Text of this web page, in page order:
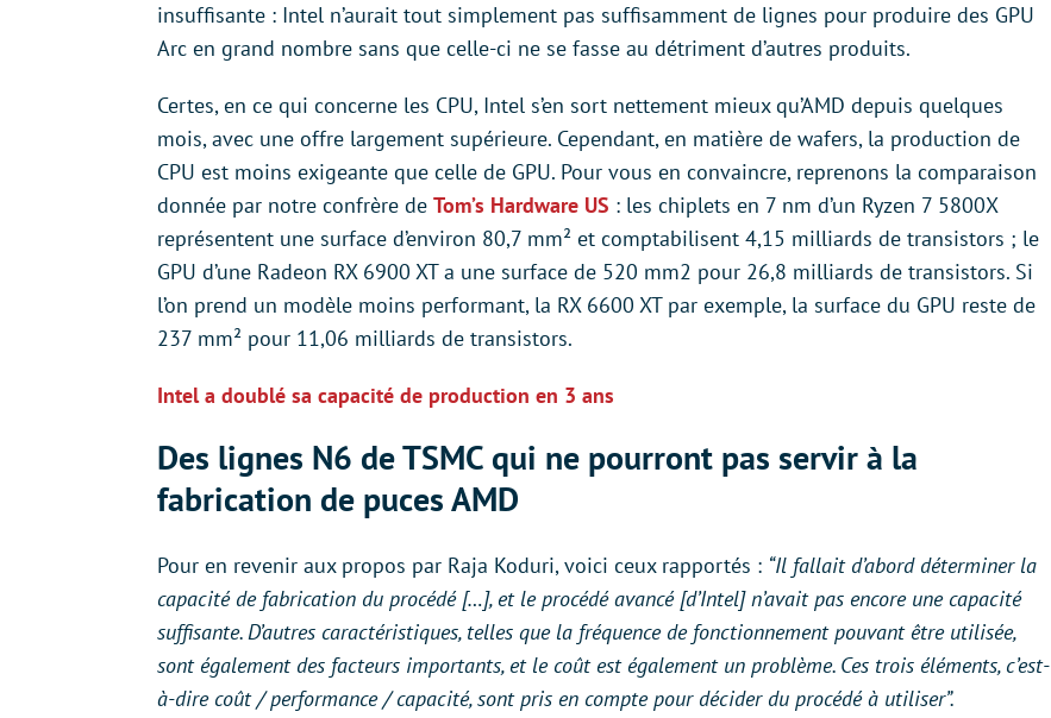
insuffisante : Intel n’aurait tout simplement pas suffisamment de lignes pour produire des GPU
Arc en grand nombre sans que celle-ci ne se fasse au détriment d’autres produits.
Certes, en ce qui concerne les CPU, Intel s’en sort nettement mieux qu’AMD depuis quelques
mois, avec une offre largement supérieure. Cependant, en matière de wafers, la production de
CPU est moins exigeante que celle de GPU. Pour vous en convaincre, reprenons la comparaison
donnée par notre confrère de Tom’s Hardware US : les chiplets en 7 nm d’un Ryzen 7 5800X
représentent une surface d’environ 80,7 mm² et comptabilisent 4,15 milliards de transistors ; le
GPU d’une Radeon RX 6900 XT a une surface de 520 mm2 pour 26,8 milliards de transistors. Si
l’on prend un modèle moins performant, la RX 6600 XT par exemple, la surface du GPU reste de
237 mm² pour 11,06 milliards de transistors.
Intel a doublé sa capacité de production en 3 ans
Des lignes N6 de TSMC qui ne pourront pas servir à la
fabrication de puces AMD
Pour en revenir aux propos par Raja Koduri, voici ceux rapportés : “Il fallait d’abord déterminer la
capacité de fabrication du procédé […], et le procédé avancé [d’Intel] n’avait pas encore une capacité
suffisante. D’autres caractéristiques, telles que la fréquence de fonctionnement pouvant être utilisée,
sont également des facteurs importants, et le coût est également un problème. Ces trois éléments, c’est-
à-dire coût / performance / capacité, sont pris en compte pour décider du procédé à utiliser”.